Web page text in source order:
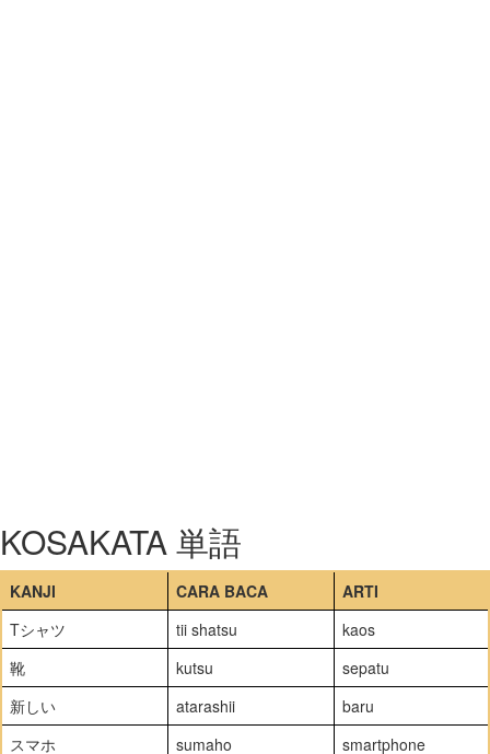
KOSAKATA 単語
KANJI CARA BACA
ARTI
Tシャツ
tii shatsu
kaos
靴
kutsu
sepatu
新しい
atarashii
baru
スマホ
sumaho smartphone